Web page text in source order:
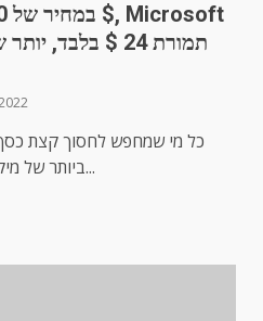
כל מי שמחפש לחסוך קצת
ביותר של מיקרוסופט לא נראה כל סוג עוד...